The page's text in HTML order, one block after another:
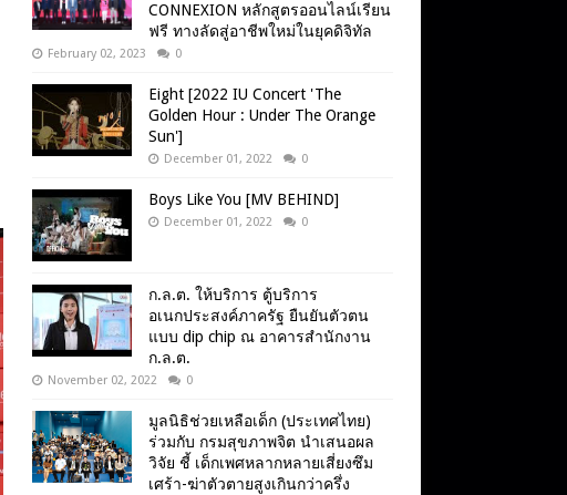
CONNEXION หลักสูตรออนไลน์เรียน
ฟรี ทางลัดสู่อาชีพใหม่ในยุคดิจิทัล
February 02, 2023 0
Eight [2022 IU Concert 'The
Golden Hour : Under The Orange
Sun']
December 01, 2022 0
Boys Like You [MV BEHIND]
December 01, 2022 0
ก.ล.ต. ให้บริการ ตู้บริการ
อเนกประสงค์ภาครัฐ ยืนยันตัวตน
แบบ dip chip ณ อาคารสำนักงาน
ก.ล.ต.
November 02, 2022 0
มูลนิธิช่วยเหลือเด็ก (ประเทศไทย)
ร่วมกับ กรมสุขภาพจิต นำเสนอผล
วิจัย ชี้ เด็กเพศหลากหลายเสี่ยงซึม
เศร้า-ฆ่าตัวตายสูงเกินกว่าครึ่ง